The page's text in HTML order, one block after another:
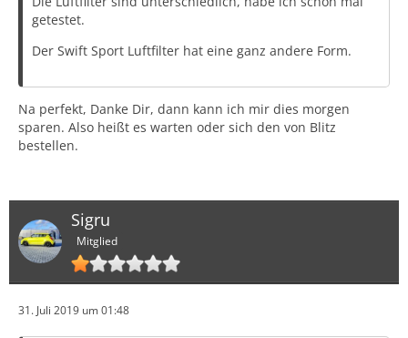
getestet.
Der Swift Sport Luftfilter hat eine ganz andere Form.
Na perfekt, Danke Dir, dann kann ich mir dies morgen
sparen. Also heißt es warten oder sich den von Blitz
bestellen.
Sigru
Mitglied
31. Juli 2019 um 01:48